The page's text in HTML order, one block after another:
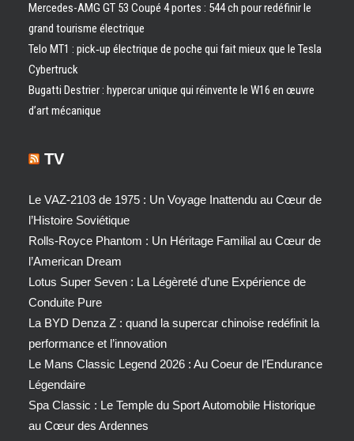
Mercedes-AMG GT 53 Coupé 4 portes : 544 ch pour redéfinir le
grand tourisme électrique
Telo MT1 : pick‑up électrique de poche qui fait mieux que le Tesla
Cybertruck
Bugatti Destrier : hypercar unique qui réinvente le W16 en œuvre
d’art mécanique
TV
Le VAZ-2103 de 1975 : Un Voyage Inattendu au Cœur de
l’Histoire Soviétique
Rolls-Royce Phantom : Un Héritage Familial au Cœur de
l’American Dream
Lotus Super Seven : La Légèreté d’une Expérience de
Conduite Pure
La BYD Denza Z : quand la supercar chinoise redéfinit la
performance et l’innovation
Le Mans Classic Legend 2026 : Au Coeur de l’Endurance
Légendaire
Spa Classic : Le Temple du Sport Automobile Historique
au Cœur des Ardennes